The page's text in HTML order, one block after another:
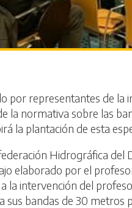
por representantes de
la normativa sobre las
la plantación de esta
Hidrográfica del
elaborado por el
la intervención del
bandas de 30 metros